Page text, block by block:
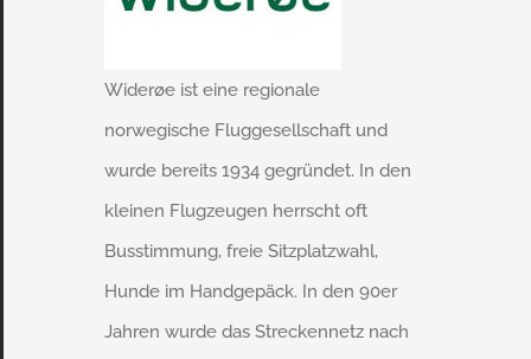
Widerøe ist eine regionale
norwegische Fluggesellschaft und
wurde bereits 1934 gegründet. In den
kleinen Flugzeugen herrscht oft
Busstimmung, freie Sitzplatzwahl,
Hunde im Handgepäck. In den 90er
Jahren wurde das Streckennetz nach